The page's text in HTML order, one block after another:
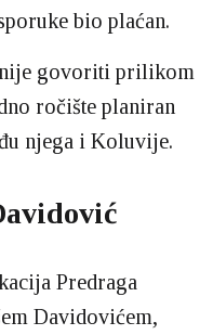
bio plaćan.
govoriti prilikom
ročište planiran
njega i Koluvije.
Predraga
Davidovićem,